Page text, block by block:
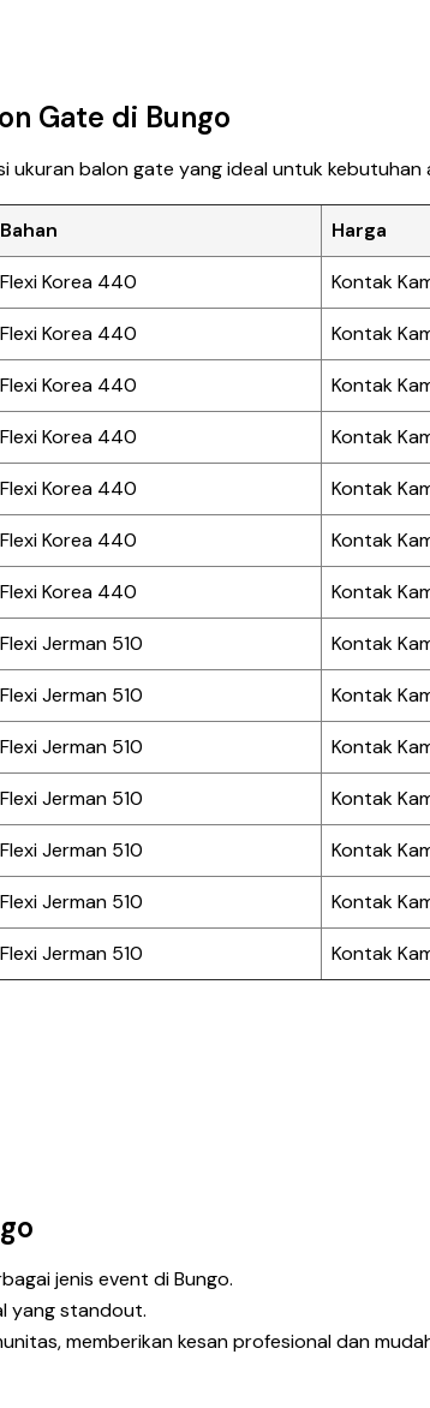
Gate di Bungo
balon gate yang ideal untuk kebutuhan
Bahan Harga
Flexi Korea 440 Kontak
Flexi Korea 440 Kontak
Flexi Korea 440 Kontak
Flexi Korea 440 Kontak
Flexi Korea 440 Kontak
Flexi Korea 440 Kontak
Flexi Korea 440 Kontak
Flexi Jerman 510 Kontak
Flexi Jerman 510 Kontak
Flexi Jerman 510 Kontak
Flexi Jerman 510 Kontak
Flexi Jerman 510 Kontak
Flexi Jerman 510 Kontak
Flexi Jerman 510 Kontak
jenis event di Bungo.
yang standout.
memberikan kesan profesional dan